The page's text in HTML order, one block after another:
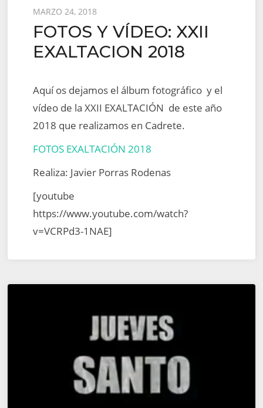
Posted
on
MARZO 24, 2018
FOTOS Y VÍDEO: XXII
EXALTACION 2018
Aquí os dejamos el álbum fotográfico y el
vídeo de la XXII EXALTACIÓN de este año
2018 que realizamos en Cadrete.
FOTOS EXALTACIÓN 2018
Realiza: Javier Porras Rodenas
[youtube
https://www.youtube.com/watch?
v=VCRPd3-1NAE]